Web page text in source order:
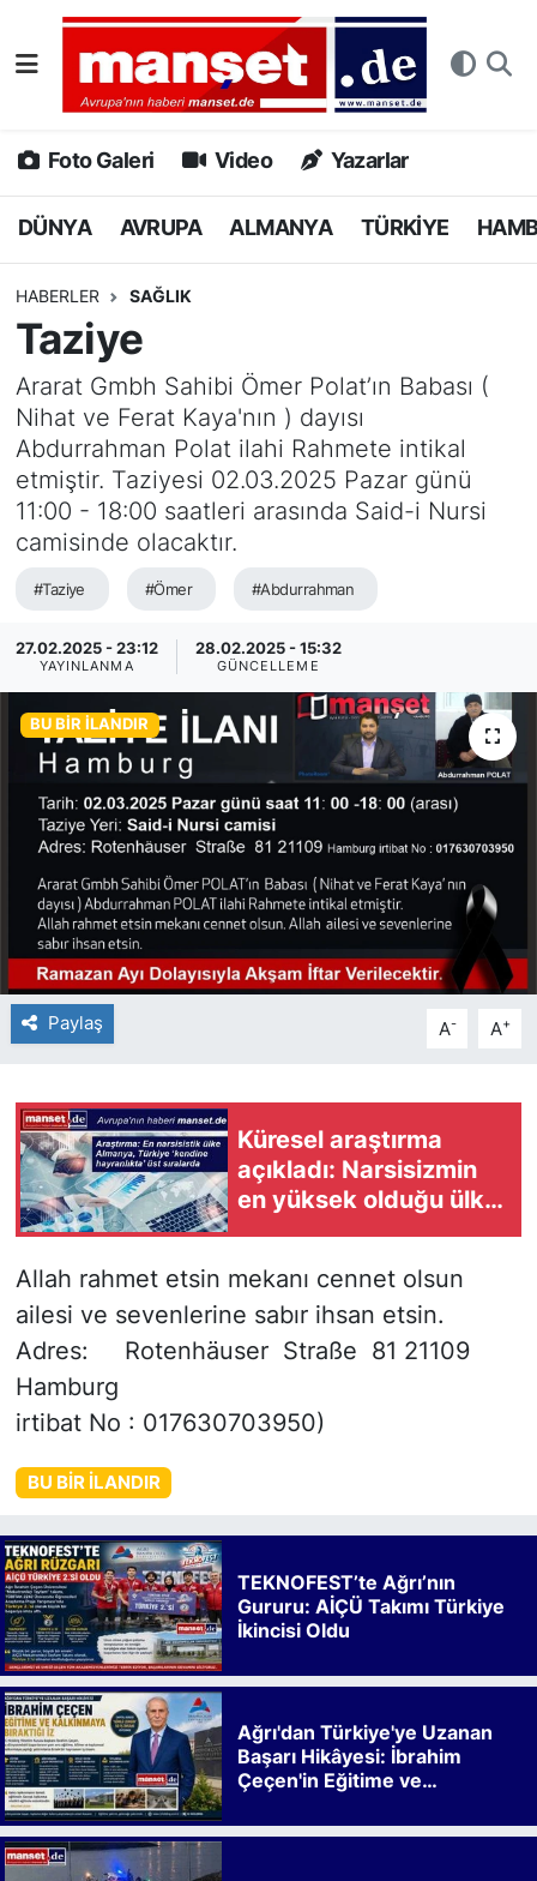
Foto Galeri Video Yazarlar
DÜNYA AVRUPA ALMANYA TÜRKİYE
HABERLER SAĞLIK
Taziye
Ararat Gmbh Sahibi Ömer Polat’ın Babası (
Nihat ve Ferat Kaya'nın ) dayısı
Abdurrahman Polat ilahi Rahmete intikal
etmiştir. Taziyesi 02.03.2025 Pazar günü
11:00 - 18:00 saatleri arasında Said-i Nursi
camisinde olacaktır.
#Taziye #Ömer #Abdurrahman
27.02.2025 - 23:12
YAYINLANMA
28.02.2025 - 15:32
GÜNCELLEME
BU BIR İLANDIR
Paylaş A- A+
Küresel araştırma
açıkladı: Narsisizmin
en yüksek olduğu ülke
Almanya, Türkiye üst
Allah rahmet etsin mekanı cennet olsun
ailesi ve sevenlerine sabır ihsan etsin.
Adres: Rotenhäuser Straße 81 21109
Hamburg
irtibat No : 017630703950)
BU BIR İLANDIR
TEKNOFEST’te Ağrı’nın
Gururu: AİÇÜ Takımı Türkiye
İkincisi Oldu
Ağrı'dan Türkiye'ye Uzanan
Başarı Hikâyesi: İbrahim
Çeçen'in Eğitime ve
DÜNYA
AVRUPA
ALMANYA
HAMBURG
SPOR
DEUTSCH
EKONOMİ
SİYASET
SAĞLIK
Nöbetçi Eczaneler
Hava Durumu
Namaz Vakitleri
Puan Durumu ve Fikstür
Tüm Manşetler
Son Dakika Haberleri
Haber Arşivi